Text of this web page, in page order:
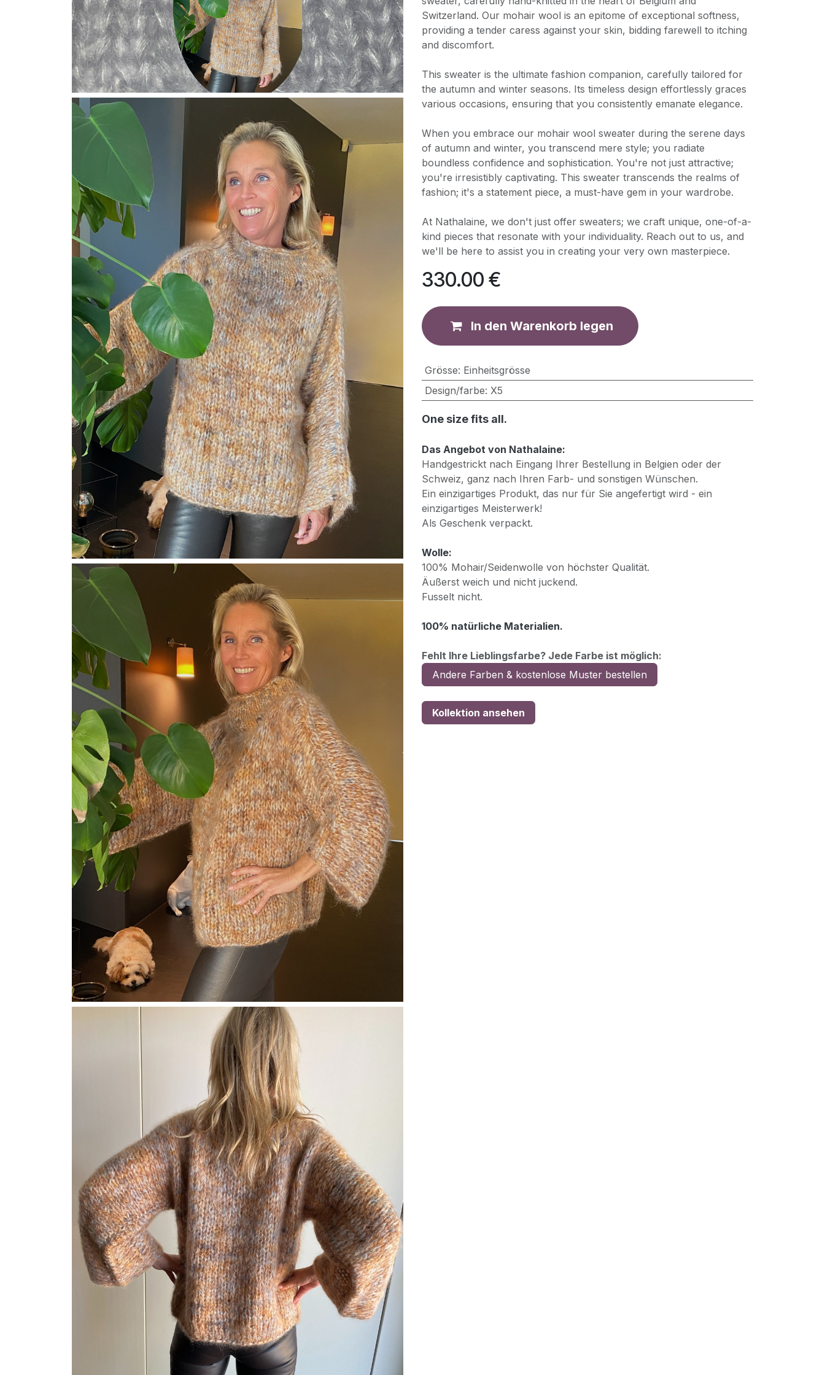
Switzerland. Our mohair wool is an epitome of exceptional softness,
providing a tender caress against your skin, bidding farewell to itching
and discomfort.
This sweater is the ultimate fashion companion, carefully tailored for
the autumn and winter seasons. Its timeless design effortlessly graces
various occasions, ensuring that you consistently emanate elegance.
When you embrace our mohair wool sweater during the serene days
of autumn and winter, you transcend mere style; you radiate
boundless confidence and sophistication. You're not just attractive;
you're irresistibly captivating. This sweater transcends the realms of
fashion; it's a statement piece, a must-have gem in your wardrobe.
At Nathalaine, we don't just offer sweaters; we craft unique, one-of-a-
kind pieces that resonate with your individuality. Reach out to us, and
we'll be here to assist you in creating your very own masterpiece.
330.00 €
In den Warenkorb legen
Grösse: Einheitsgrösse
Design/farbe: X5
One size fits all.
Das Angebot von Nathalaine:
Handgestrickt nach Eingang Ihrer Bestellung in Belgien oder der
Schweiz, ganz nach Ihren Farb- und sonstigen Wünschen.
Ein einzigartiges Produkt, das nur für Sie angefertigt wird - ein
einzigartiges Meisterwerk!
Als Geschenk verpackt.
Wolle:
100% Mohair/Seidenwolle von höchster Qualität.
Äußerst weich und nicht juckend.
Fusselt nicht.
100% natürliche Materialien.
Fehlt Ihre Lieblingsfarbe? Jede Farbe ist möglich:
Andere Farben & kostenlose Muster bestellen
Kollektion ansehen